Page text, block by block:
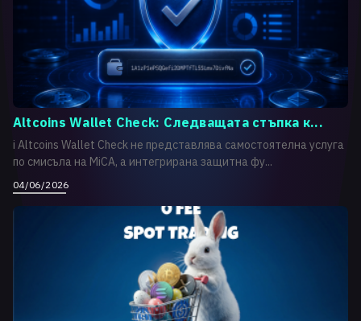
Altcoins Wallet Check: Следващата стъпка к...
i Altcoins Wallet Check не представлява самостоятелна услуга
по смисъла на MiCA, а интегрирана защитна фу...
04/06/2026